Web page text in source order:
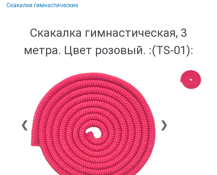
Скакалки гимнастические
Скакалка гимнастическая, 3
метра. Цвет розовый. :(TS-01):
❮ ❯